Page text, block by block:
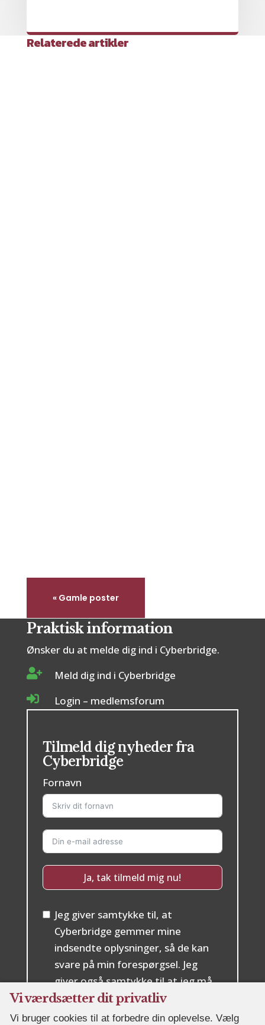
Relaterede artikler
« Gamle poster
Praktisk information
Ønsker du at melde dig ind i Cyberbridge.
 Meld dig ind i Cyberbridge
 Login – medlemsforum
Tilmeld dig nyheder fra
Cyberbridge
Fornavn
Ja, tak tilmeld mig nu!
Jeg giver samtykke til, at
Cyberbridge gemmer mine
indsendte oplysninger, så de kan
svare på min forespørgsel. Jeg
giver også samtykke til at jeg må
kontaktes vedrørende nyheder og
kurser. Jeg kan til enhver tid
Vi værdsætter dit privatliv
Vi bruger cookies til at forbedre din oplevelse. Vælg